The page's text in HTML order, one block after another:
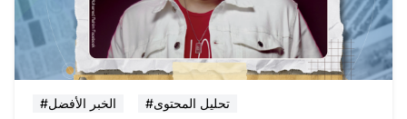
#الخبر الأفضل #تحليل المحتوى